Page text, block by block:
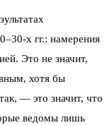
х гг.: намерения
Это не значит,
хотя бы
— это значит, что
ведомы лишь